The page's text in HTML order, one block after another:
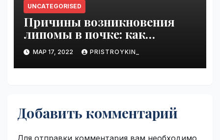
UNCATEGORISED
Причины возникновения
липомы в почке: как
справиться с болезнью
МАР 17, 2022 PRISTROYKIN_
Добавить комментарий